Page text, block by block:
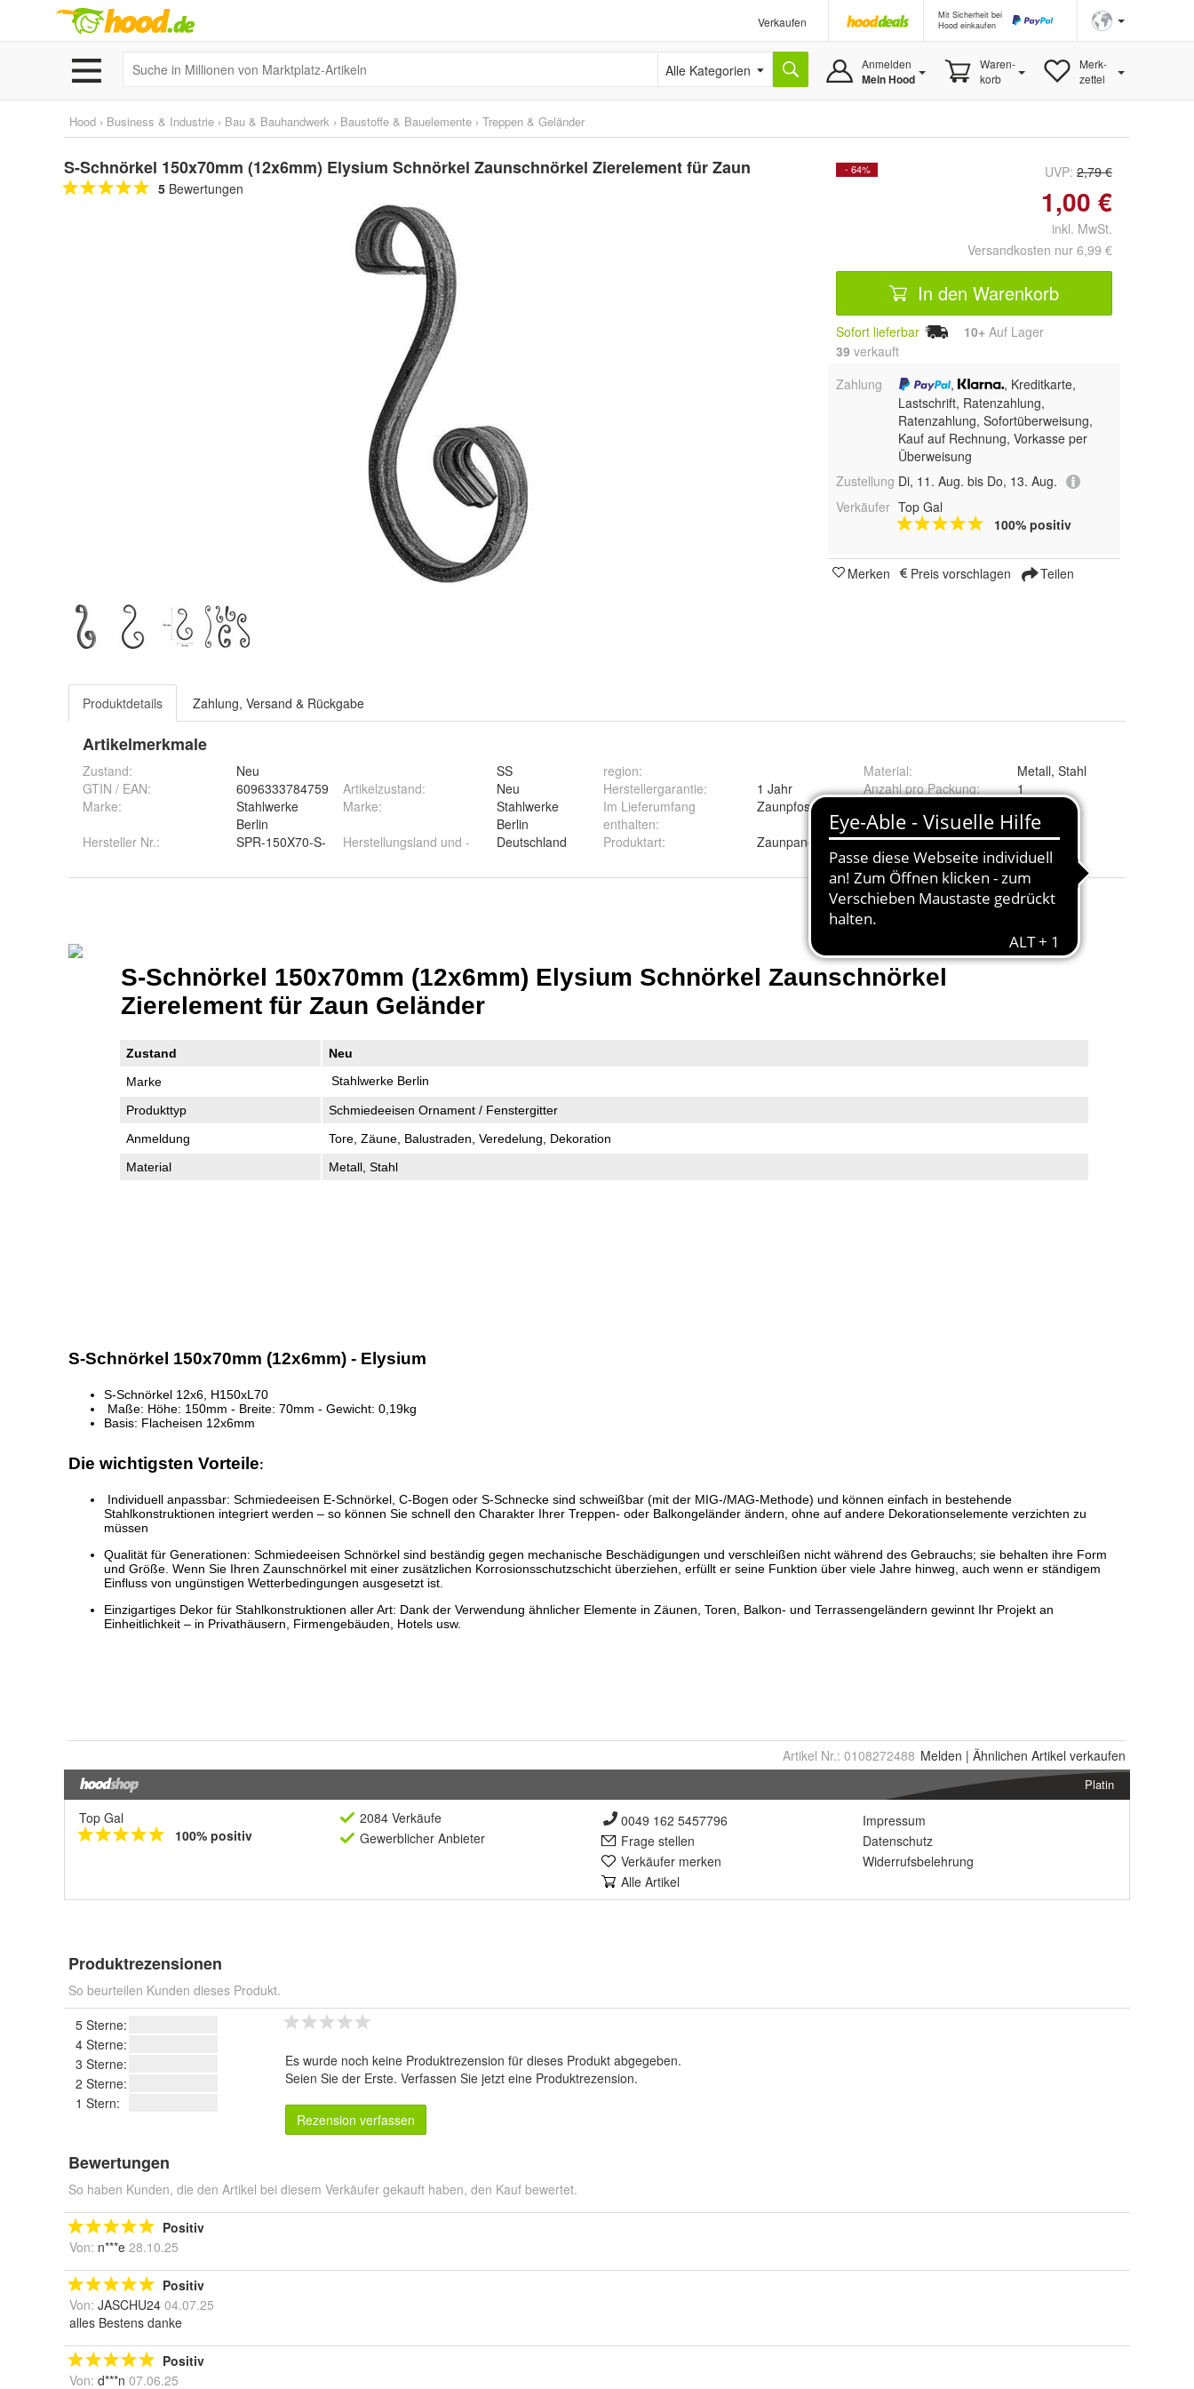
Verkaufen
Mit Sicherheit bei
Hood einkaufen
Alle Kategorien Anmelden
Mein Hood
Waren-
korb
Merk-
zettel
Hood › Business & Industrie › Bau & Bauhandwerk › Baustoffe & Bauelemente › Treppen & Geländer
S-Schnörkel 150x70mm (12x6mm) Elysium Schnörkel Zaunschnörkel Zierelement für Zaun
5 Bewertungen
- 64% UVP: 2,79 €
1,00 €
inkl. MwSt.
Versandkosten nur 6,99 €
In den Warenkorb
Sofort lieferbar 10+ Auf Lager
39 verkauft
Zahlung
,
, Kreditkarte,
Lastschrift, Ratenzahlung,
Ratenzahlung, Sofortüberweisung,
Kauf auf Rechnung, Vorkasse per
Überweisung
Zustellung Di, 11. Aug. bis Do, 13. Aug.
Verkäufer Top Gal
100% positiv
Merken Preis vorschlagen Teilen
Produktdetails Zahlung, Versand & Rückgabe
Artikelmerkmale
Zustand:
Neu
GTIN / EAN:
6096333784759
Marke:
Stahlwerke
Berlin
Hersteller Nr.:
SPR-150X70-S-
SS
Artikelzustand:
Neu
Marke:
Stahlwerke
Berlin
Herstellungsland und -
region:
Deutschland
Herstellergarantie:
1 Jahr
Im Lieferumfang
enthalten:
Zaunpfosten
Produktart: Zaunpaneel
Material:
Metall, Stahl
Anzahl pro Packung: 1
Artikel Nr.: 0108272488 Melden | Ähnlichen Artikel verkaufen
Platin
Top Gal
100% positiv
2084 Verkäufe
Gewerblicher Anbieter
0049 162 5457796
Frage stellen
Verkäufer merken
Alle Artikel
Impressum
Datenschutz
Widerrufsbelehrung
Produktrezensionen
So beurteilen Kunden dieses Produkt.
5 Sterne:
4 Sterne:
3 Sterne:
2 Sterne:
1 Stern:
Es wurde noch keine Produktrezension für dieses Produkt abgegeben.
Seien Sie der Erste. Verfassen Sie jetzt eine Produktrezension.
Rezension verfassen
Bewertungen
So haben Kunden, die den Artikel bei diesem Verkäufer gekauft haben, den Kauf bewertet.
Positiv
Von: n***e 28.10.25
Positiv
Von: JASCHU24 04.07.25
alles Bestens danke
Positiv
Von: d***n 07.06.25